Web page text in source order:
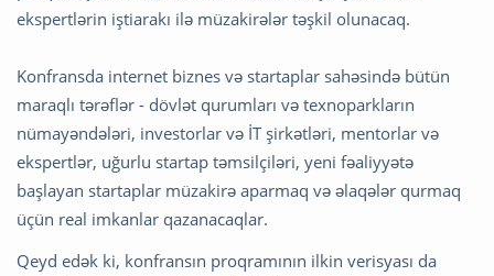
ekspertlərin iştiarakı ilə müzakirələr təşkil olunacaq.
Konfransda internet biznes və startaplar sahəsində bütün
maraqlı tərəflər - dövlət qurumları və texnoparkların
nümayəndələri, investorlar və İT şirkətləri, mentorlar və
ekspertlər, uğurlu startap təmsilçiləri, yeni fəaliyyətə
başlayan startaplar müzakirə aparmaq və əlaqələr qurmaq
üçün real imkanlar qazanacaqlar.
Qeyd edək ki, konfransın proqramının ilkin verisyası da